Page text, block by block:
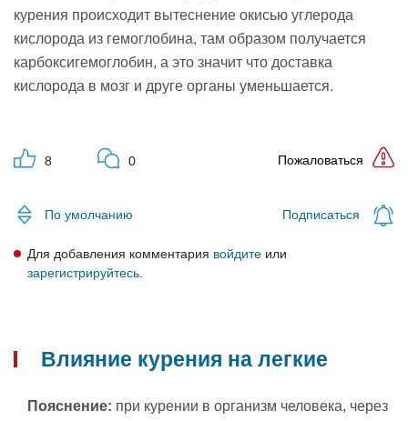
курения происходит вытеснение окисью углерода
кислорода из гемоглобина, там образом получается
карбоксигемоглобин, а это значит что доставка
кислорода в мозг и друге органы уменьшается.
8 0 Пожаловаться
По умолчанию Подписаться
Для добавления комментария войдите или
зарегистрируйтесь
Влияние курения на легкие
Пояснение: при курении в организм человека, через